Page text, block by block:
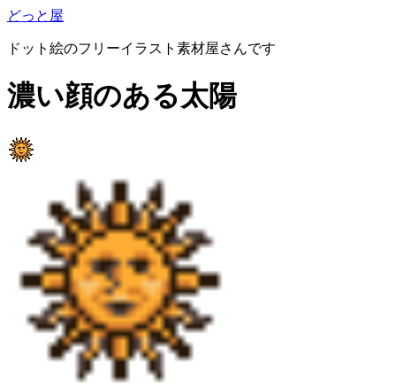
どっと屋
ドット絵のフリーイラスト素材屋さんです
濃い顔のある太陽